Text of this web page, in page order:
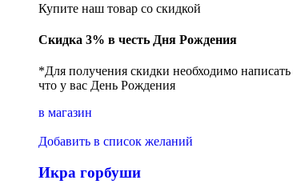
Купите наш товар со скидкой
Скидка 3% в честь Дня Рождения
*Для получения скидки необходимо написать
что у вас День Рождения
в магазин
Добавить в список желаний
Икра горбуши